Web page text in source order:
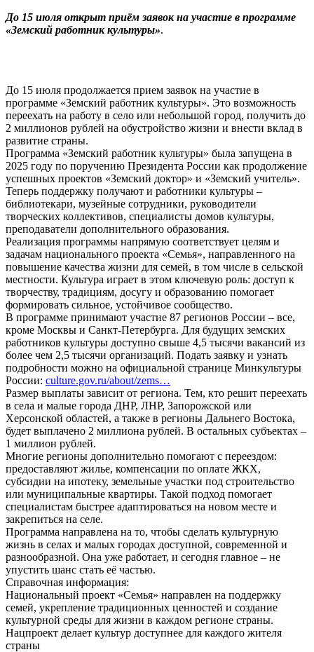
До 15 июля открыт приём заявок на участие в программе
«Земский работник культуры».
До 15 июля продолжается прием заявок на участие в
программе «Земский работник культуры». Это возможность
переехать на работу в село или небольшой город, получить до
2 миллионов рублей на обустройство жизни и внести вклад в
развитие страны.
Программа «Земский работник культуры» была запущена в
2025 году по поручению Президента России как продолжение
успешных проектов «Земский доктор» и «Земский учитель».
Теперь поддержку получают и работники культуры –
библиотекари, музейные сотрудники, руководители
творческих коллективов, специалисты домов культуры,
преподаватели дополнительного образования.
Реализация программы напрямую соответствует целям и
задачам национального проекта «Семья», направленного на
повышение качества жизни для семей, в том числе в сельской
местности. Культура играет в этом ключевую роль: доступ к
творчеству, традициям, досугу и образованию помогает
формировать сильное, устойчивое сообщество.
В программе принимают участие 87 регионов России – все,
кроме Москвы и Санкт-Петербурга. Для будущих земских
работников культуры доступно свыше 4,5 тысячи вакансий из
более чем 2,5 тысячи организаций. Подать заявку и узнать
подробности можно на официальной странице Минкультуры
России: culture.gov.ru/about/zems…
Размер выплаты зависит от региона. Тем, кто решит переехать
в села и малые города ДНР, ЛНР, Запорожской или
Херсонской областей, а также в регионы Дальнего Востока,
будет выплачено 2 миллиона рублей. В остальных субъектах –
1 миллион рублей.
Многие регионы дополнительно помогают с переездом:
предоставляют жилье, компенсации по оплате ЖКХ,
субсидии на ипотеку, земельные участки под строительство
или муниципальные квартиры. Такой подход помогает
специалистам быстрее адаптироваться на новом месте и
закрепиться на селе.
Программа направлена на то, чтобы сделать культурную
жизнь в селах и малых городах доступной, современной и
разнообразной. Она уже работает, и сегодня главное – не
упустить шанс стать её частью.
Справочная информация:
Национальный проект «Семья» направлен на поддержку
семей, укрепление традиционных ценностей и создание
культурной среды для жизни в каждом регионе страны.
Нацпроект делает культур доступнее для каждого жителя
страны